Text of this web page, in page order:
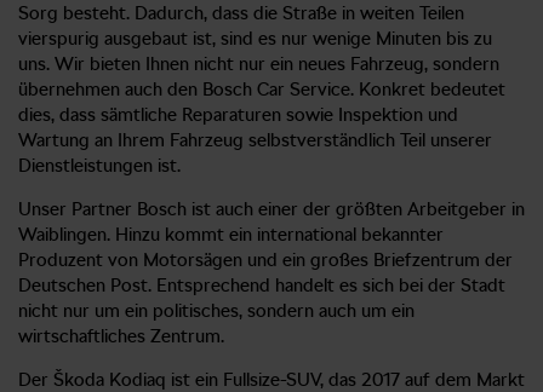
Sorg besteht. Dadurch, dass die Straße in weiten Teilen
vierspurig ausgebaut ist, sind es nur wenige Minuten bis zu
uns. Wir bieten Ihnen nicht nur ein neues Fahrzeug, sondern
übernehmen auch den Bosch Car Service. Konkret bedeutet
dies, dass sämtliche Reparaturen sowie Inspektion und
Wartung an Ihrem Fahrzeug selbstverständlich Teil unserer
Dienstleistungen ist.
Unser Partner Bosch ist auch einer der größten Arbeitgeber in
Waiblingen. Hinzu kommt ein international bekannter
Produzent von Motorsägen und ein großes Briefzentrum der
Deutschen Post. Entsprechend handelt es sich bei der Stadt
nicht nur um ein politisches, sondern auch um ein
wirtschaftliches Zentrum.
Der Škoda Kodiaq ist ein Fullsize-SUV, das 2017 auf dem Markt